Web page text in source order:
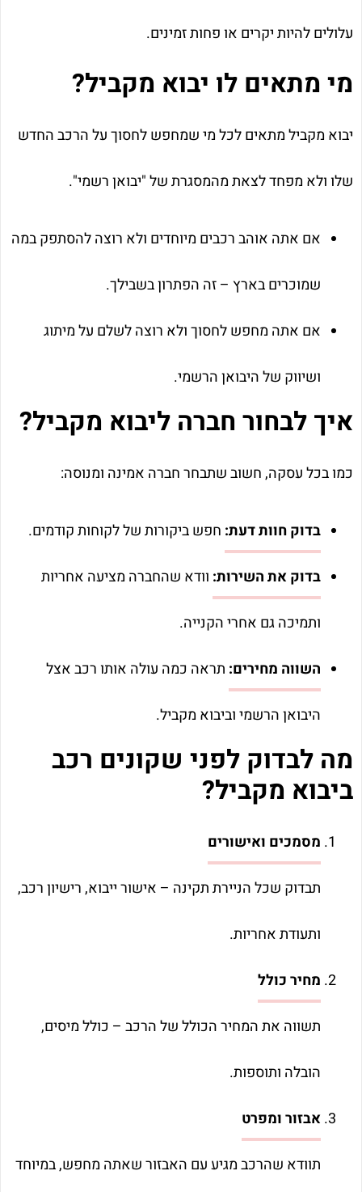
עלולים להיות יקרים או פחות זמינים.
מי מתאים לו יבוא מקביל?
יבוא מקביל מתאים לכל מי שמחפש לחסוך על הרכב החדש
שלו ולא מפחד לצאת מהמסגרת של "יבואן רשמי".
אם אתה אוהב רכבים מיוחדים ולא רוצה להסתפק במה
שמוכרים בארץ – זה הפתרון בשבילך.
אם אתה מחפש לחסוך ולא רוצה לשלם על מיתוג
ושיווק של היבואן הרשמי.
איך לבחור חברה ליבוא מקביל?
כמו בכל עסקה, חשוב שתבחר חברה אמינה ומנוסה:
בדוק חוות דעת: חפש ביקורות של לקוחות קודמים.
בדוק את השירות: וודא שהחברה מציעה אחריות
ותמיכה גם אחרי הקנייה.
השווה מחירים: תראה כמה עולה אותו רכב אצל
היבואן הרשמי וביבוא מקביל.
מה לבדוק לפני שקונים רכב
ביבוא מקביל?
מסמכים ואישורים
תבדוק שכל הניירת תקינה – אישור ייבוא, רישיון רכב,
ותעודת אחריות.
מחיר כולל
תשווה את המחיר הכולל של הרכב – כולל מיסים,
הובלה ותוספות.
אבזור ומפרט
תוודא שהרכב מגיע עם האבזור שאתה מחפש, במיוחד